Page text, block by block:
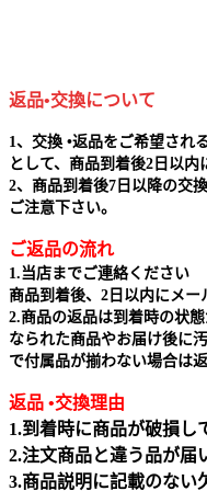
返品•交換について
1、交換 •返品をご希望され
として、商品到着後2日以
2、商品到着後7日以降の交
ご注意下さい。
ご返品の流れ
1.当店までご連絡ください
商品到着後、2日以内にメー
2.商品の返品は到着時の状
なられた商品やお届け後に
で付属品が揃わない場合は
返品 •交換理由
1.到着時に商品が破損し
2.注文商品と違う品が届
3.商品説明に記載のない